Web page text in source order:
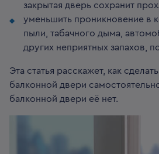
закрытая дверь сохранит
уменьшить проникновение в
пыли, табачного дыма,
других неприятных запахов,
Эта статья расскажет, как
балконной двери
балконной двери её нет.